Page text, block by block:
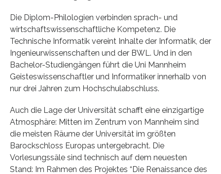
Die Diplom-Philologien verbinden sprach- und
wirtschaftswissenschaftliche Kompetenz. Die
Technische Informatik vereint Inhalte der Informatik, der
Ingenieurwissenschaften und der BWL. Und in den
Bachelor-Studiengängen führt die Uni Mannheim
Geisteswissenschaftler und Informatiker innerhalb von
nur drei Jahren zum Hochschulabschluss.
Auch die Lage der Universität schafft eine einzigartige
Atmosphäre: Mitten im Zentrum von Mannheim sind
die meisten Räume der Universität im größten
Barockschloss Europas untergebracht. Die
Vorlesungssäle sind technisch auf dem neuesten
Stand: Im Rahmen des Projektes “Die Renaissance des